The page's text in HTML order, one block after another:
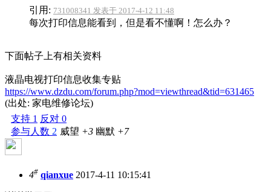
引用: 731008341 发表于 2017-4-12 11:48
每次打印信息能看到，但是看不懂啊！怎么办？
下面帖子上有相关资料
液晶电视打印信息收集专贴
https://www.dzdu.com/forum.php?mod=viewthread&tid=631465
(出处: 家电维修论坛)
支持 1 反对 0
参与人数 2 威望 +3 幽默 +7
4# qianxue 2017-4-11 10:15:41